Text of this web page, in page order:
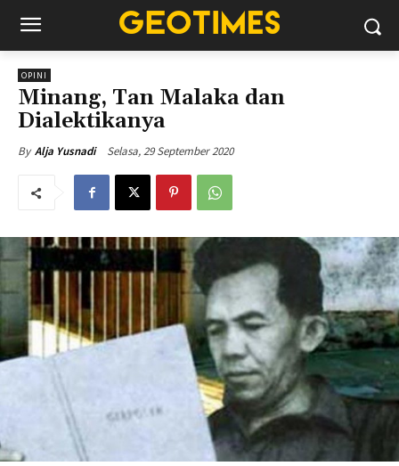
OPINI
Minang, Tan Malaka dan
Dialektikanya
By Alja Yusnadi Selasa, 29 September 2020